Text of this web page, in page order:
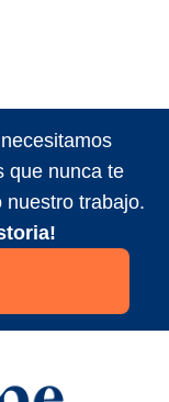
que nunca te
nuestro trabajo.